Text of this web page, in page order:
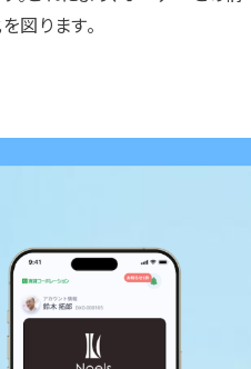
図ります。